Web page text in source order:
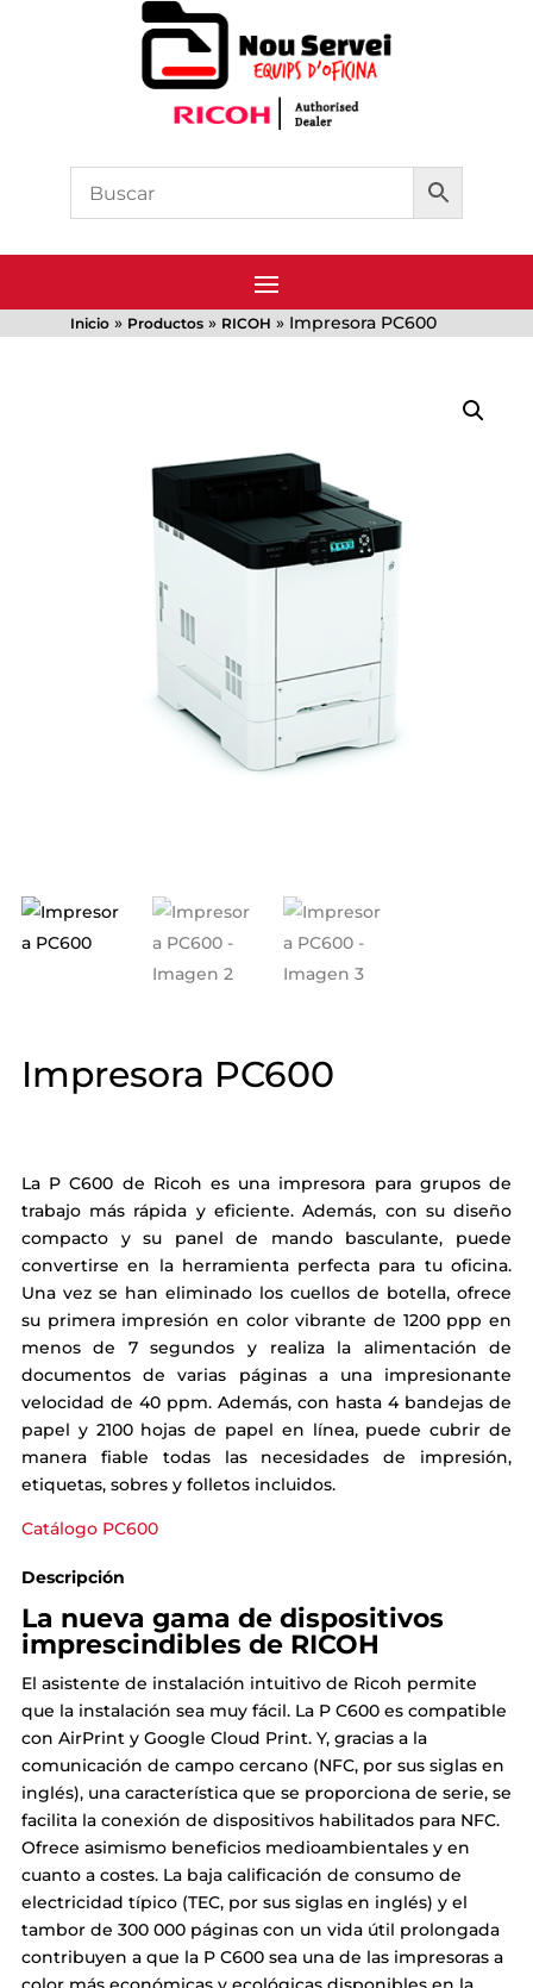
Inicio » Productos » RICOH » Impresora PC600
Impresora PC600
La P C600 de Ricoh es una impresora para grupos de
trabajo más rápida y eficiente. Además, con su diseño
compacto y su panel de mando basculante, puede
convertirse en la herramienta perfecta para tu oficina.
Una vez se han eliminado los cuellos de botella, ofrece
su primera impresión en color vibrante de 1200 ppp en
menos de 7 segundos y realiza la alimentación de
documentos de varias páginas a una impresionante
velocidad de 40 ppm. Además, con hasta 4 bandejas de
papel y 2100 hojas de papel en línea, puede cubrir de
manera fiable todas las necesidades de impresión,
etiquetas, sobres y folletos incluidos.
Catálogo PC600
Descripción
La nueva gama de dispositivos
imprescindibles de RICOH
El asistente de instalación intuitivo de Ricoh permite
que la instalación sea muy fácil. La P C600 es compatible
con AirPrint y Google Cloud Print. Y, gracias a la
comunicación de campo cercano (NFC, por sus siglas en
inglés), una característica que se proporciona de serie, se
facilita la conexión de dispositivos habilitados para NFC.
Ofrece asimismo beneficios medioambientales y en
cuanto a costes. La baja calificación de consumo de
electricidad típico (TEC, por sus siglas en inglés) y el
tambor de 300 000 páginas con un vida útil prolongada
contribuyen a que la P C600 sea una de las impresoras a